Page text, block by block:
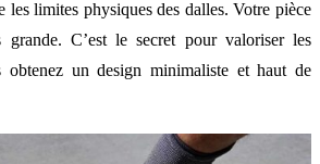
les limites physiques des dalles. Votre pièce
grande. C’est le secret pour valoriser les
obtenez un design minimaliste et haut de